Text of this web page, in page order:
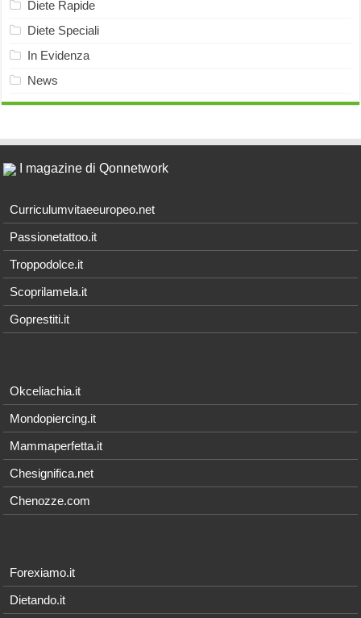
Diete Rapide
Diete Speciali
In Evidenza
News
I magazine di Qonnetwork
Curriculumvitaeeuropeo.net
Passionetattoo.it
Troppodolce.it
Scoprilamela.it
Goprestiti.it
Okceliachia.it
Mondopiercing.it
Mammaperfetta.it
Chesignifica.net
Chenozze.com
Forexiamo.it
Dietando.it